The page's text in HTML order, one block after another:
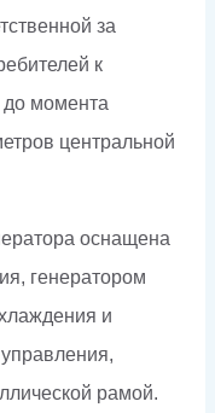
за
к
до момента
центральной
оснащена
генератором
и
рамой.